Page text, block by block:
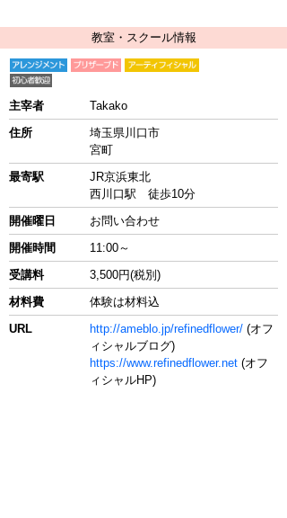
教室・スクール情報
主宰者
Takako
住所
埼玉県川口市
宮町
最寄駅
JR京浜東北
西川口駅 徒歩10分
開催曜日
お問い合わせ
開催時間
11:00～
受講料
3,500円(税別)
材料費
体験は材料込
URL
http://ameblo.jp/refinedflower/ (オフ
ィシャルブログ)
https://www.refinedflower.net (オフ
ィシャルHP)